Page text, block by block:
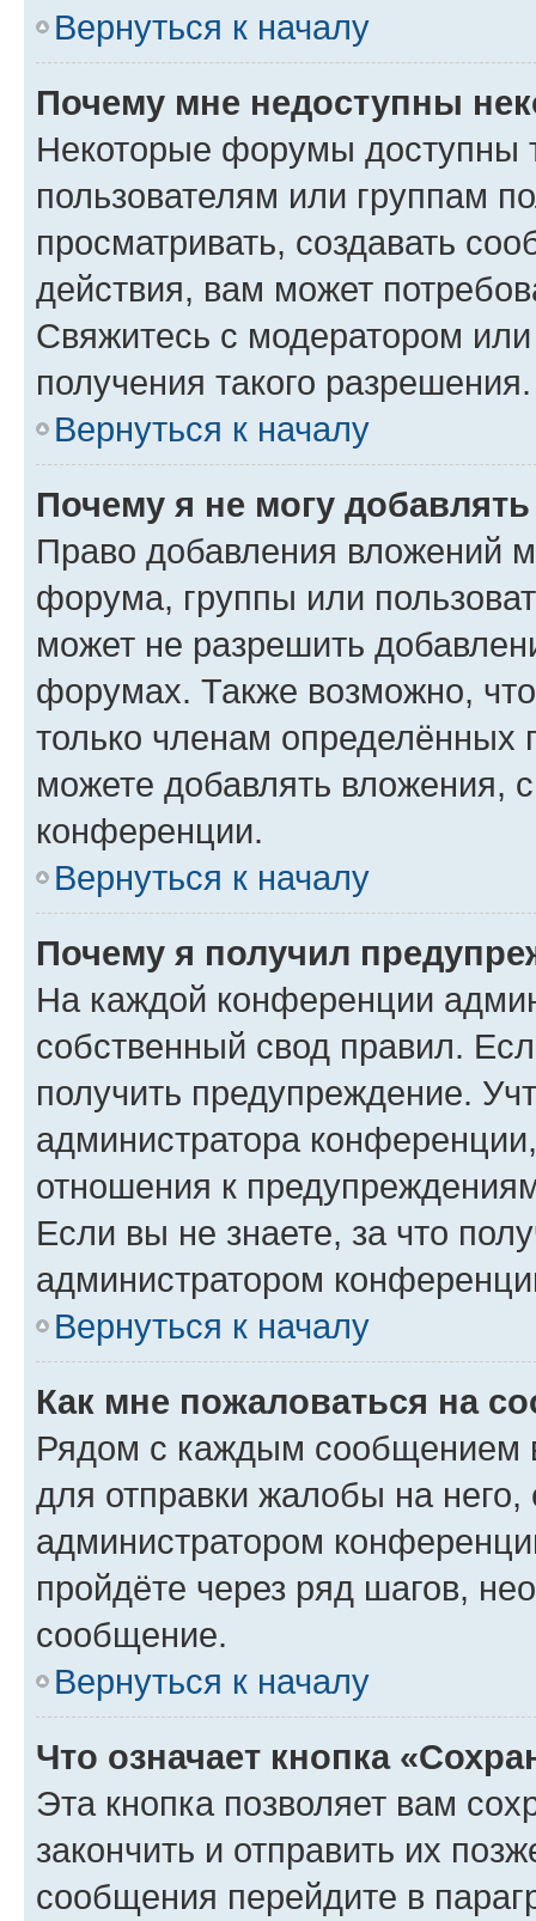
Вернуться к началу
Почему мне недоступны
Некоторые форумы доступны
пользователям или группам
просматривать, создавать
действия, вам может
Свяжитесь с модератором
получения такого разрешения.
Вернуться к началу
Почему я не могу
Право добавления вложений
форума, группы или
может не разрешить
форумах. Также возможно,
только членам определённых
можете добавлять вложения,
конференции.
Вернуться к началу
Почему я получил
На каждой конференции
собственный свод правил.
получить предупреждение.
администратора
отношения к
Если вы не знаете, за что
администратором
Вернуться к началу
Как мне пожаловаться на
Рядом с каждым сообщением
для отправки жалобы на
администратором
пройдёте через ряд шагов,
сообщение.
Вернуться к началу
Что означает кнопка
Эта кнопка позволяет вам
закончить и отправить их
сообщения перейдите в